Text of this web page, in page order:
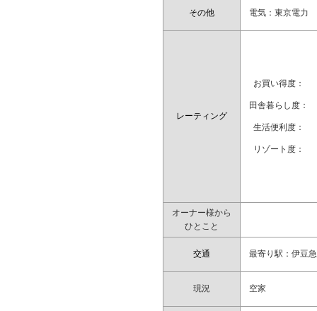
その他 電気：東京電
レーティング
お買い得度：
田舎暮らし度：
生活便利度：
リゾート度：
オーナー様から
ひとこと
交通 最寄り駅：伊
現況 空家